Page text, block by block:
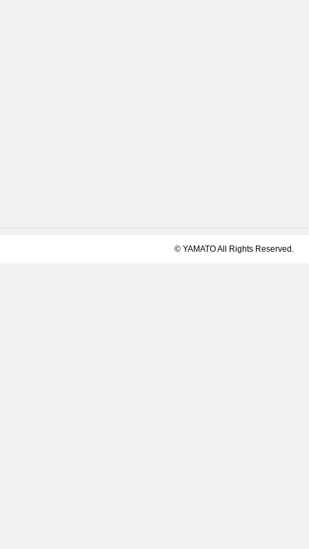
© YAMATO All Rights Reserved.